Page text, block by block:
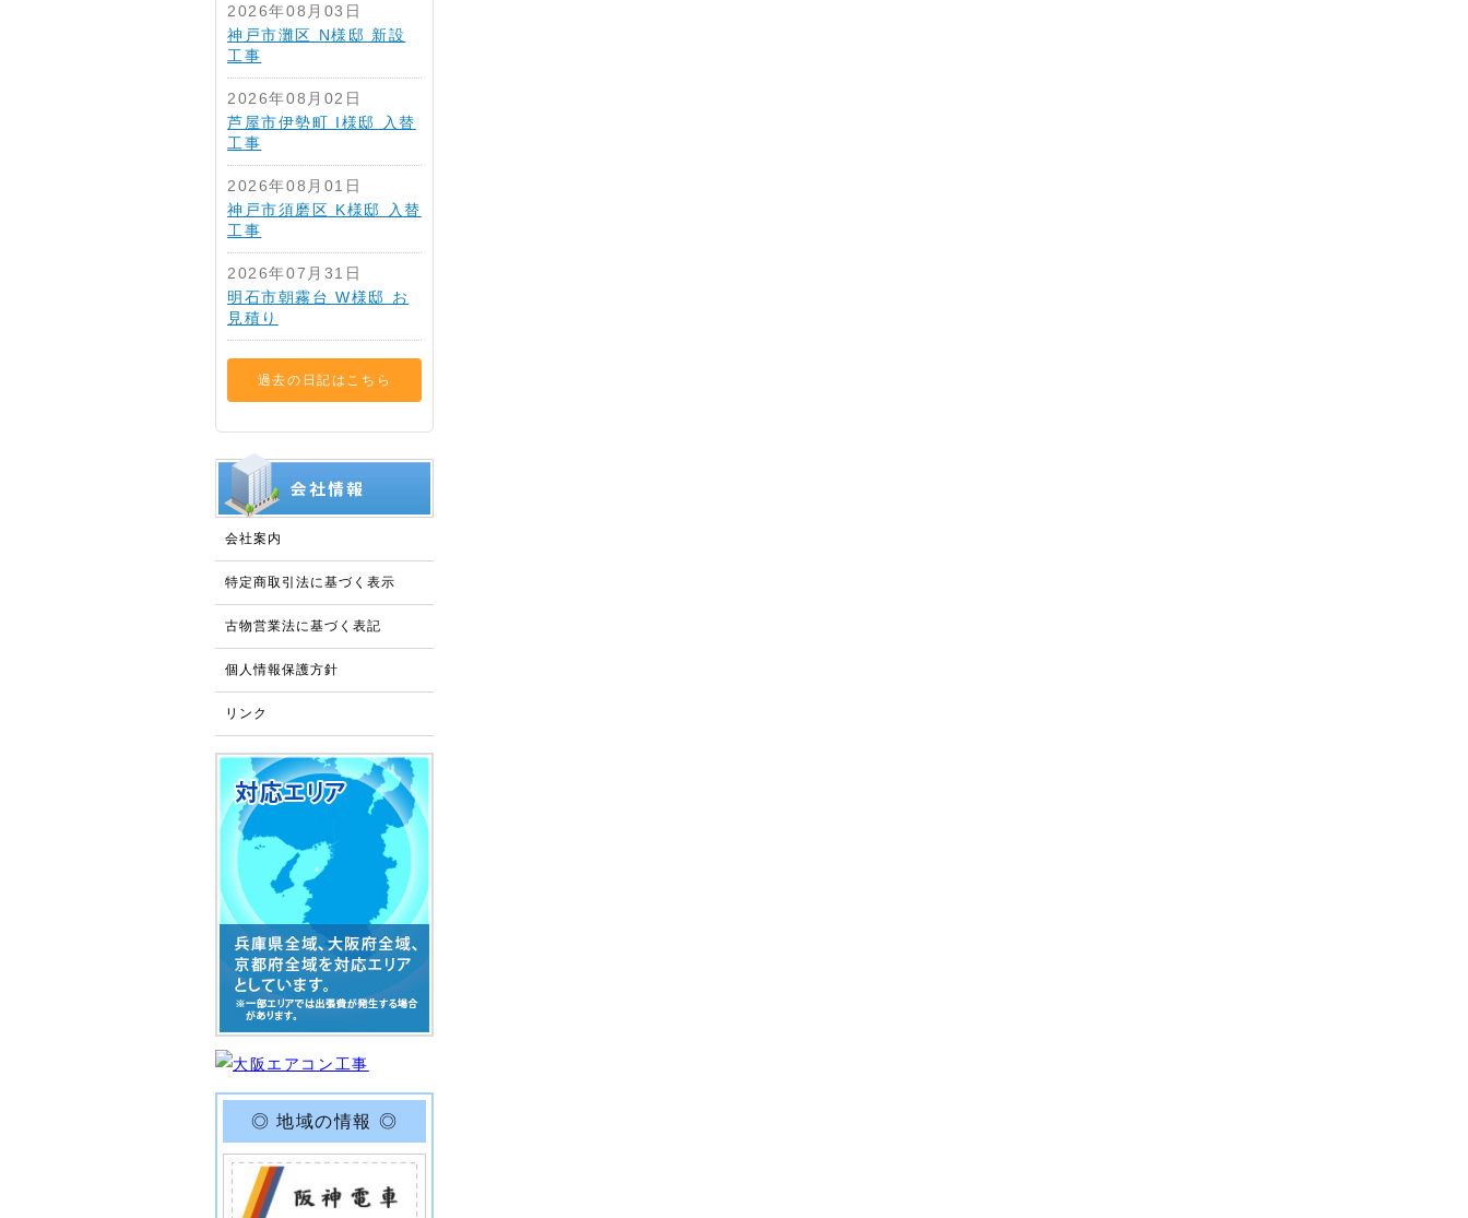
2026年08月03日
神戸市灘区 N様邸 新設
工事
2026年08月02日
芦屋市伊勢町 I様邸 入替
工事
2026年08月01日
神戸市須磨区 K様邸 入替
工事
2026年07月31日
明石市朝霧台 W様邸 お
見積り
過去の日記はこちら
会社案内
特定商取引法に基づく表示
古物営業法に基づく表記
個人情報保護方針
リンク
◎ 地域の情報 ◎